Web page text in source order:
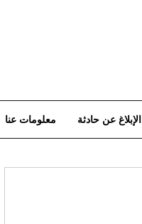
معلومات عنا الإبلاغ عن حادثة